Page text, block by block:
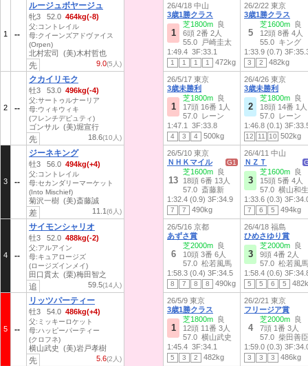
1
ルージュボヤージュ
牝3 52.0 464kg(-8)
父:コントレイル
母:クイーンズアドヴァイス
(Orpen)
北村宏司 (美)木村哲也
9.0(5人)
先
2
クカイリモク
牡3 53.0 496kg(-4)
父:サートゥルナーリア
母:ウィキウィキ
(フレンチデピュティ)
ゴンサル (美)堀宣行
18.6(10人)
先
3
ジーネキング
牡3 56.0 494kg(+4)
父:コントレイル
母:セカンダリーマーケット
(Into Mischief)
菊沢一樹 (美)斎藤誠
11.1(6人)
差
4
サイモンシャリオ
牡3 52.0 488kg(-2)
父:アルアイン
母:キュアロージズ
(ロージズインメイ)
田口貫太 (栗)梅田智之
59.5(14人)
追
5
リッツパーティー
牡3 54.0 486kg(+4)
父:ミッキーロケット
母:ハッピーパーティー
(クロフネ)
横山武史 (美)岩戸孝樹
5.6(2人)
先
26/4/18 中山
3歳1勝クラス
1
芝1800m 良
6頭 2番 2人
55.0 戸崎圭太
1:49.4 3F:33.1
1 1 1 1 472kg
26/2/22 東京
3歳1勝クラス
5
芝1600m 良
12頭 8番 4人
55.0 キング
1:33.9 (0.7)
3 2 482kg
26/5/17 東京
3歳未勝利
1
芝1800m 良
17頭 16番 1人
57.0 レーン
1:47.1
3F:33.8
4 3 4 500kg
26/4/26 東京
3歳未勝利
2
芝1800m 良
18頭 14番 1人
57.0 レーン
1:46.8 (0.1)
12 11 10 502kg
26/5/10 東京
ＮＨＫマイル
G1
13
芝1600m 良
18頭 6番 13人
57.0 斎藤新
1:32.4 (0.9) 3F:34.9
7 7 490kg
26/4/11 中山
ＮＺＴ
3
芝1600m 良
15頭 5番 4人
57.0 横山和生
1:33.6 (0.3)
7 6 5 494kg
26/5/16 京都
あずさ賞
6
芝2000m 良
10頭 3番 6人
57.0 松若風馬
1:58.3 (0.4) 3F:34.5
8 7 8 8 490kg
26/4/18 福島
ひめさゆり賞
3
芝2000m 良
9頭 4番 2人
57.0 松若風馬
1:58.4 (0.6)
5 5 6 5
26/5/9 東京
3歳1勝クラス
1
芝1800m 良
12頭 11番 3人
57.0 横山武史
1:45.4 3F:34.1
5 3 2 482kg
26/2/21 東京
フリージア賞
4
芝2000m 良
7頭 1番 3人
57.0 柴田善臣
1:59.0 (0.3)
3 3 3 486kg